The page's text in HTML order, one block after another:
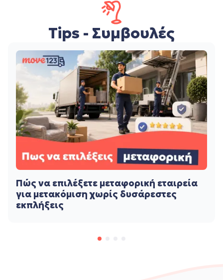
Tips - Συμβουλές
Πώς να επιλέξετε μεταφορική εταιρεία
για μετακόμιση χωρίς δυσάρεστες
εκπλήξεις